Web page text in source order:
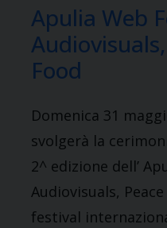
Apulia Web
Food
Domenica 31
svolgerà la
2^ edizione dell’
Audiovisuals,
festival